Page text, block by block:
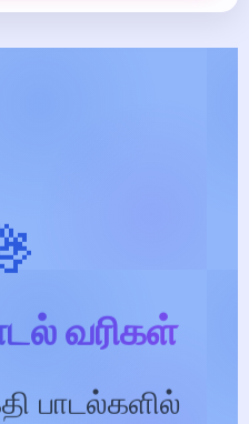
வரிகள்
பாடல்களில்